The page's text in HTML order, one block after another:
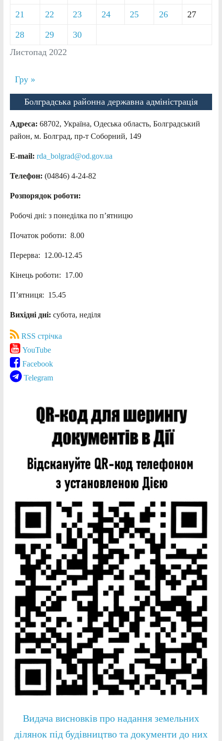
Листопад 2022
21 22 23 24 25 26 27
28 29 30
Гру »
Болградська районна державна адміністрація
Адреса: 68702, Україна, Одеська область, Болградський
район, м. Болград, пр-т Соборний, 149
E-mail: rda_bolgrad@od.gov.ua
Телефон: (04846) 4-24-82
Розпорядок роботи:
Робочі дні: з понеділка по п’ятницю
Початок роботи: 8.00
Перерва: 12.00-12.45
Кінець роботи: 17.00
П’ятниця: 15.45
Вихідні дні: субота, неділя
RSS стрічка
YouTube
Facebook
Telegram
Видача висновків про надання земельних
ділянок під будівництво та документи до них